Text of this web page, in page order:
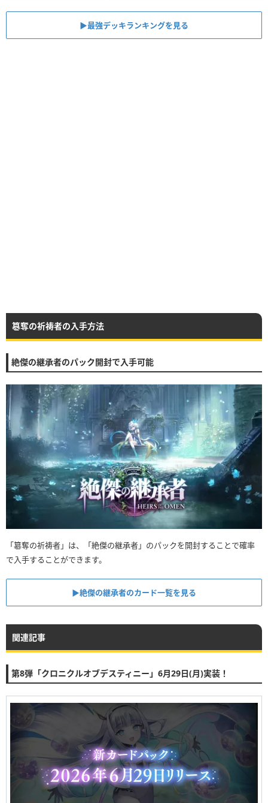
▶︎最強デッキランキングを見る
簒奪の祈祷者の入手方法
絶傑の継承者のパック開封で入手可能
「簒奪の祈祷者」は、「絶傑の継承者」のパックを開封することで確率
で入手することができます。
▶︎絶傑の継承者のカード一覧を見る
関連記事
第8弾「クロニクルオブデスティニー」6月29日(月)実装！